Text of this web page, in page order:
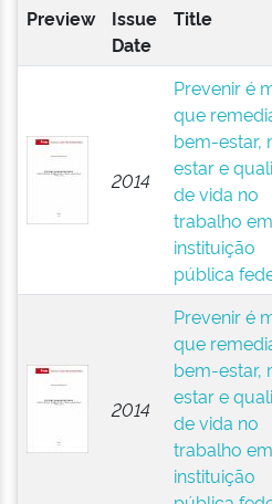
Preview
Issue
Date
Title
2014
Prevenir é
que
bem-estar,
estar e
de vida no
trabalho
instituição
pública
2014
Prevenir é
que
bem-estar,
estar e
de vida no
trabalho
instituição